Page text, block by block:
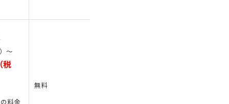
〜
税
料金
無料